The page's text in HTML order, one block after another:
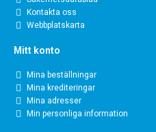
Kontakta oss
Webbplatskarta
Mitt konto
Mina beställningar
Mina krediteringar
Mina adresser
Min personliga information